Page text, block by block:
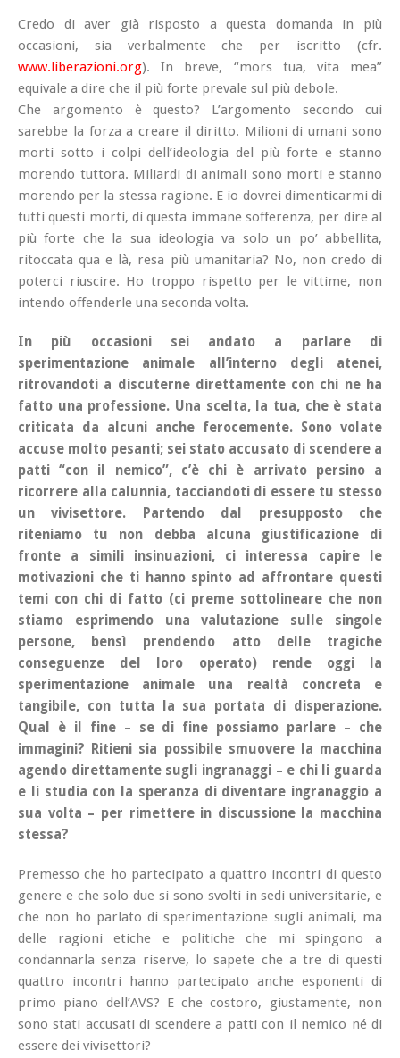
Credo di aver già risposto a questa domanda in più
occasioni, sia verbalmente che per iscritto (cfr.
www.liberazioni.org). In breve, “mors tua, vita mea”
equivale a dire che il più forte prevale sul più debole.
Che argomento è questo? L’argomento secondo cui
sarebbe la forza a creare il diritto. Milioni di umani sono
morti sotto i colpi dell’ideologia del più forte e stanno
morendo tuttora. Miliardi di animali sono morti e stanno
morendo per la stessa ragione. E io dovrei dimenticarmi di
tutti questi morti, di questa immane sofferenza, per dire al
più forte che la sua ideologia va solo un po’ abbellita,
ritoccata qua e là, resa più umanitaria? No, non credo di
poterci riuscire. Ho troppo rispetto per le vittime, non
intendo offenderle una seconda volta.
In più occasioni sei andato a parlare di
sperimentazione animale all’interno degli atenei,
ritrovandoti a discuterne direttamente con chi ne ha
fatto una professione. Una scelta, la tua, che è stata
criticata da alcuni anche ferocemente. Sono volate
accuse molto pesanti; sei stato accusato di scendere a
patti “con il nemico”, c’è chi è arrivato persino a
ricorrere alla calunnia, tacciandoti di essere tu stesso
un vivisettore. Partendo dal presupposto che
riteniamo tu non debba alcuna giustificazione di
fronte a simili insinuazioni, ci interessa capire le
motivazioni che ti hanno spinto ad affrontare questi
temi con chi di fatto (ci preme sottolineare che non
stiamo esprimendo una valutazione sulle singole
persone, bensì prendendo atto delle tragiche
conseguenze del loro operato) rende oggi la
sperimentazione animale una realtà concreta e
tangibile, con tutta la sua portata di disperazione.
Qual è il fine – se di fine possiamo parlare – che
immagini? Ritieni sia possibile smuovere la macchina
agendo direttamente sugli ingranaggi – e chi li guarda
e li studia con la speranza di diventare ingranaggio a
sua volta – per rimettere in discussione la macchina
stessa?
Premesso che ho partecipato a quattro incontri di questo
genere e che solo due si sono svolti in sedi universitarie, e
che non ho parlato di sperimentazione sugli animali, ma
delle ragioni etiche e politiche che mi spingono a
condannarla senza riserve, lo sapete che a tre di questi
quattro incontri hanno partecipato anche esponenti di
primo piano dell’AVS? E che costoro, giustamente, non
sono stati accusati di scendere a patti con il nemico né di
essere dei vivisettori?